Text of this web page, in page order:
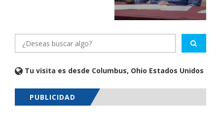
Tu visita es desde Columbus, Ohio Estados Unidos
PUBLICIDAD